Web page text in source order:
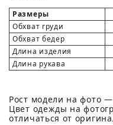
Размеры
Обхват груди
Обхват бедер
Длина изделия
Длина рукава
Рост модели на фото
Цвет одежды на
отличаться от